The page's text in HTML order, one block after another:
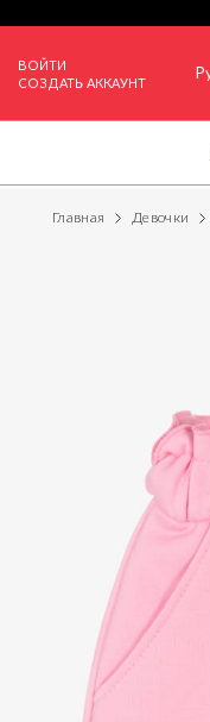
ВОЙТИ
СОЗДАТЬ АККАУНТ
Главная Девочки